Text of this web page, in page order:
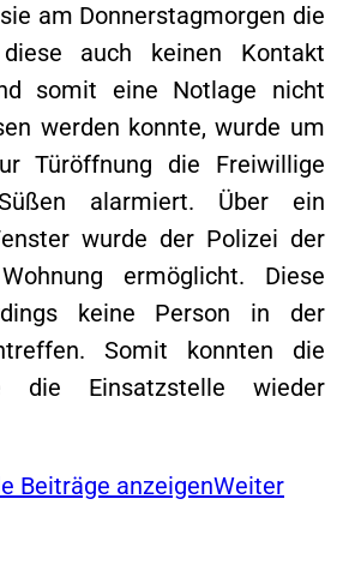
am Donnerstagmorgen die
auch keinen Kontakt
somit eine Notlage nicht
werden konnte, wurde um
Türöffnung die Freiwillige
alarmiert. Über ein
wurde der Polizei der
ermöglicht. Diese
keine Person in der
Somit konnten die
die Einsatzstelle wieder
Beiträge anzeigenWeiter